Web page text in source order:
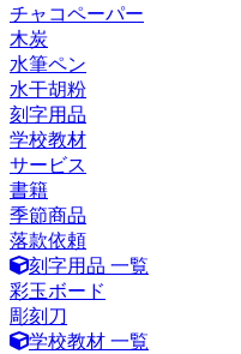
チャコペーパー
木炭
水筆ペン
水干胡粉
刻字用品
学校教材
サービス
書籍
季節商品
落款依頼
刻字用品 一覧
彩玉ボード
彫刻刀
学校教材 一覧